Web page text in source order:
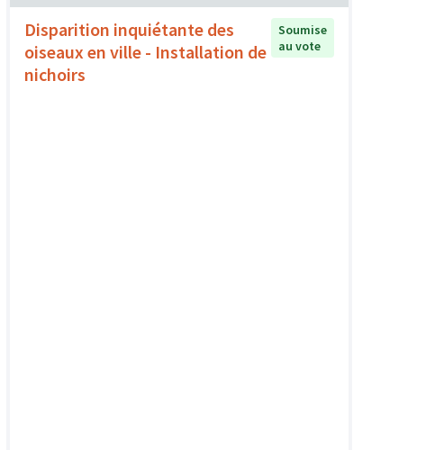
Disparition inquiétante des
oiseaux en ville - Installation de
nichoirs
Soumise
au vote